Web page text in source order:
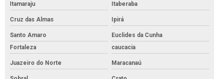
Itamaraju Itaberaba
Cruz das Almas Ipirá
Santo Amaro
Euclides da Cunha
Fortaleza
caucacia
Juazeiro do Norte Maracanaú